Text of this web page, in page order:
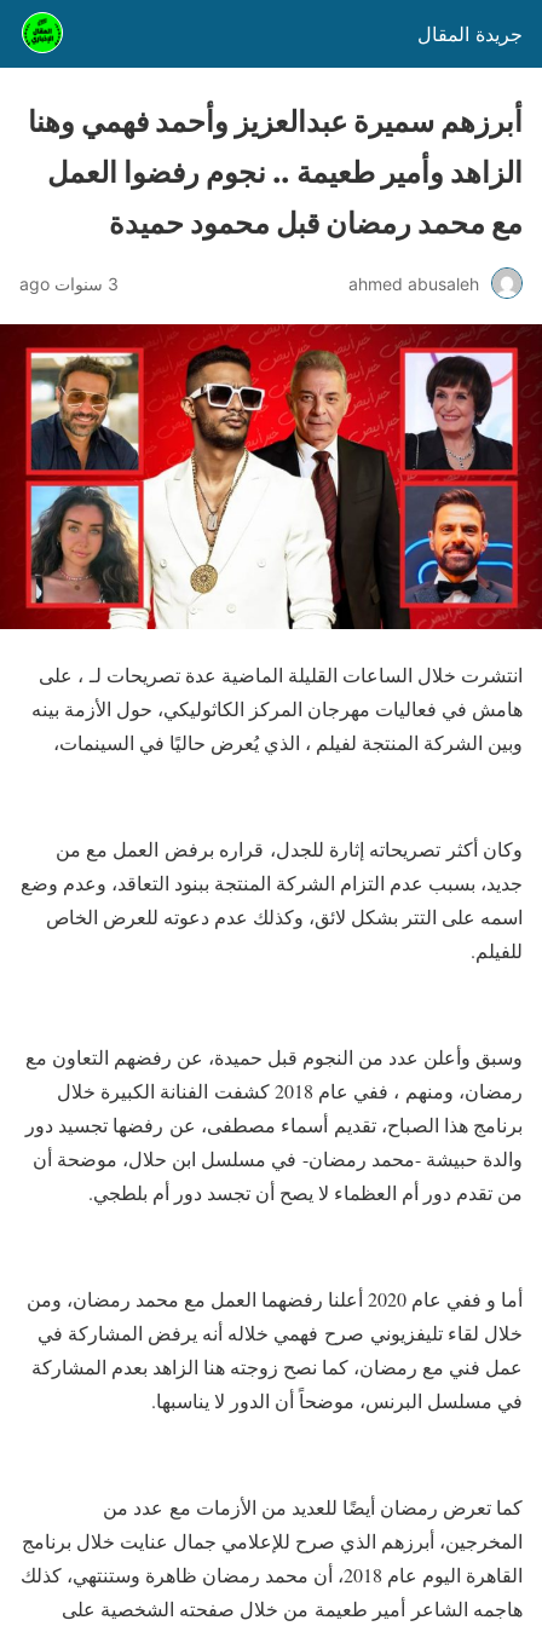
جريدة المقال
أبرزهم سميرة عبدالعزيز وأحمد فهمي وهنا
الزاهد وأمير طعيمة .. نجوم رفضوا العمل
مع محمد رمضان قبل محمود حميدة
ahmed abusaleh 3 سنوات ago
انتشرت خلال الساعات القليلة الماضية عدة تصريحات لـ ، على
هامش في فعاليات مهرجان المركز الكاثوليكي، حول الأزمة بينه
وبين الشركة المنتجة لفيلم ، الذي يُعرض حاليًا في السينمات،
وكان أكثر تصريحاته إثارة للجدل، قراره برفض العمل مع من
جديد، بسبب عدم التزام الشركة المنتجة ببنود التعاقد، وعدم وضع
اسمه على التتر بشكل لائق، وكذلك عدم دعوته للعرض الخاص
للفيلم.
وسبق وأعلن عدد من النجوم قبل حميدة، عن رفضهم التعاون مع
رمضان، ومنهم ، ففي عام 2018 كشفت الفنانة الكبيرة خلال
برنامج هذا الصباح، تقديم أسماء مصطفى، عن رفضها تجسيد دور
والدة حبيشة -محمد رمضان- في مسلسل ابن حلال، موضحة أن
من تقدم دور أم العظماء لا يصح أن تجسد دور أم بلطجي.
أما و ففي عام 2020 أعلنا رفضهما العمل مع محمد رمضان، ومن
خلال لقاء تليفزيوني صرح فهمي خلاله أنه يرفض المشاركة في
عمل فني مع رمضان، كما نصح زوجته هنا الزاهد بعدم المشاركة
في مسلسل البرنس، موضحاً أن الدور لا يناسبها.
كما تعرض رمضان أيضًا للعديد من الأزمات مع عدد من
المخرجين، أبرزهم الذي صرح للإعلامي جمال عنايت خلال برنامج
القاهرة اليوم عام 2018، أن محمد رمضان ظاهرة وستنتهي، كذلك
هاجمه الشاعر أمير طعيمة من خلال صفحته الشخصية على